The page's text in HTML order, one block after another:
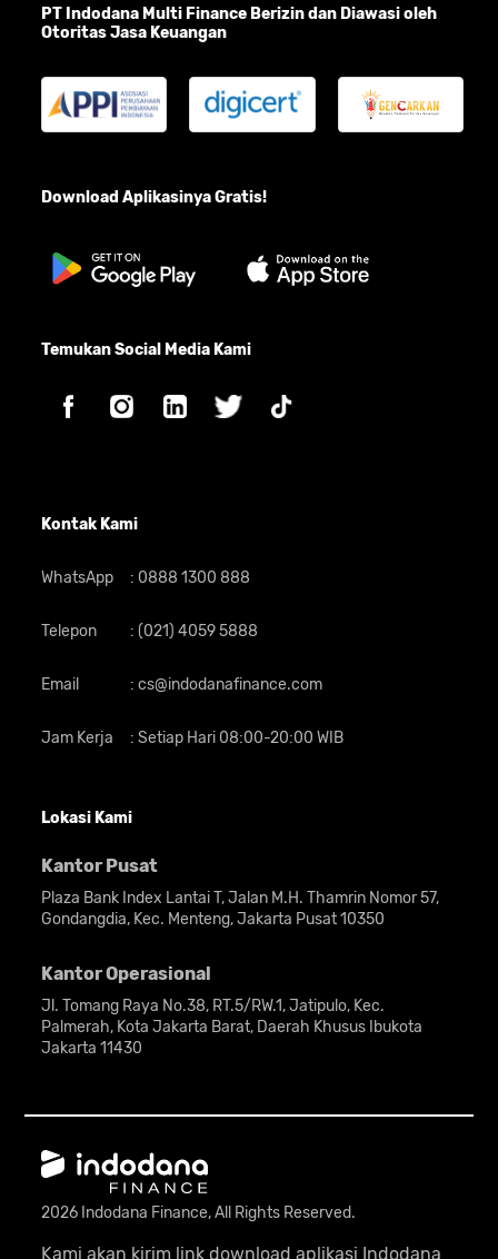
PT Indodana Multi Finance Berizin dan Diawasi oleh
Otoritas Jasa Keuangan
Download Aplikasinya Gratis!
Temukan Social Media Kami
Kontak Kami
WhatsApp : 0888 1300 888
Telepon : (021) 4059 5888
Email : cs@indodanafinance.com
Jam Kerja : Setiap Hari 08:00-20:00 WIB
Lokasi Kami
Kantor Pusat
Plaza Bank Index Lantai T, Jalan M.H. Thamrin Nomor 57,
Gondangdia, Kec. Menteng, Jakarta Pusat 10350
Kantor Operasional
Jl. Tomang Raya No.38, RT.5/RW.1, Jatipulo, Kec.
Palmerah, Kota Jakarta Barat, Daerah Khusus Ibukota
Jakarta 11430
2026 Indodana Finance, All Rights Reserved.
Kami akan kirim link download aplikasi Indodana